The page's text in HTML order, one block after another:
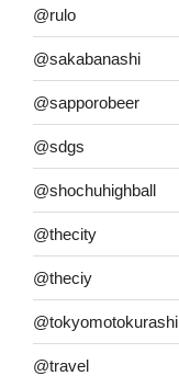
@rulo
@sakabanashi
@sapporobeer
@sdgs
@shochuhighball
@thecity
@theciy
@tokyomotokurashi
@travel